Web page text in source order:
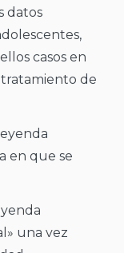
datos
casos en
de
en que se
una vez